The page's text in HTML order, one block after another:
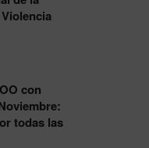
con
todas las